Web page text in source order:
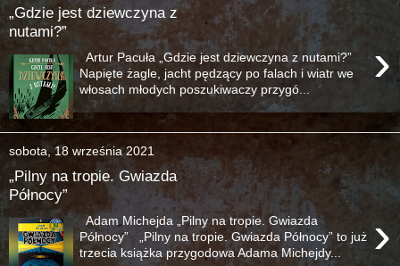
„Gdzie jest dziewczyna z
nutami?”
›
Artur Pacuła „Gdzie jest dziewczyna z nutami?”
Napięte żagle, jacht pędzący po falach i wiatr we
włosach młodych poszukiwaczy przygó...
sobota, 18 września 2021
„Pilny na tropie. Gwiazda
Północy”
›
Adam Michejda „Pilny na tropie. Gwiazda
Północy” „Pilny na tropie. Gwiazda Północy” to już
trzecia książka przygodowa Adama Michejdy...